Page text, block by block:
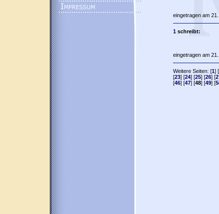
eingetragen am
1schreibt:
eingetragen am
Weitere Seiten: [1] [
[23] [24] [25] [26] [
[46] [47] [48] [49] [